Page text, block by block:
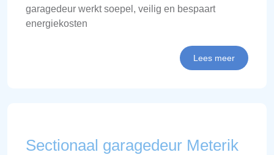
garagedeur werkt soepel, veilig en bespaart
energiekosten
Lees meer
Sectionaal garagedeur Meterik